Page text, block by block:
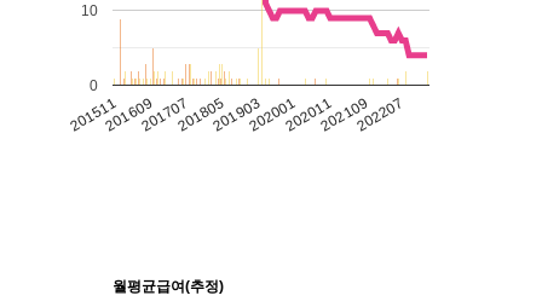
201511201609201707201805201903202001202011202109202207
0
10
월평균급여(추정)